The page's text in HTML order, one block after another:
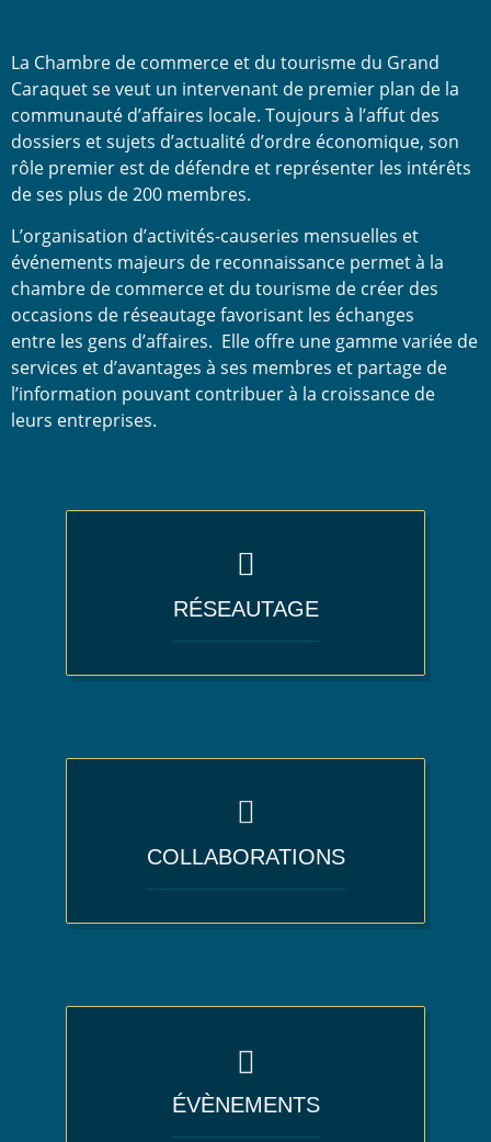
La Chambre de commerce et du tourisme du Grand
Caraquet se veut un intervenant de premier plan de la
communauté d’affaires locale. Toujours à l’affut des
dossiers et sujets d’actualité d’ordre économique, son
rôle premier est de défendre et représenter les intérêts
de ses plus de 200 membres.
L’organisation d’activités-causeries mensuelles et
événements majeurs de reconnaissance permet à la
chambre de commerce et du tourisme de créer des
occasions de réseautage favorisant les échanges
entre les gens d’affaires. Elle offre une gamme variée de
services et d’avantages à ses membres et partage de
l’information pouvant contribuer à la croissance de
leurs entreprises.
RÉSEAUTAGE
COLLABORATIONS
ÉVÈNEMENTS